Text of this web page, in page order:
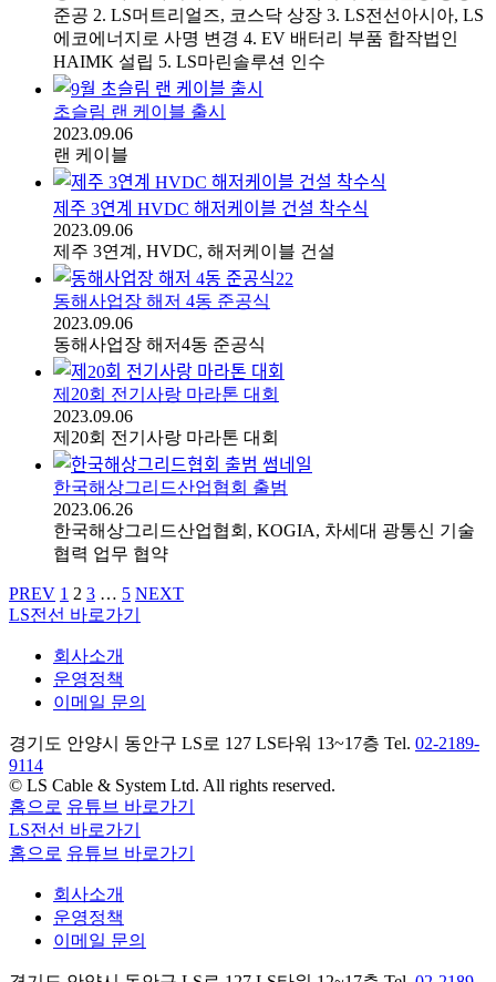
준공 2. LS머트리얼즈, 코스닥 상장 3. LS전선아시아, LS
에코에너지로 사명 변경 4. EV 배터리 부품 합작법인
HAIMK 설립 5. LS마린솔루션 인수
초슬림 랜 케이블 출시
2023.09.06
랜 케이블
제주 3연계 HVDC 해저케이블 건설 착수식
2023.09.06
제주 3연계, HVDC, 해저케이블 건설
동해사업장 해저 4동 준공식
2023.09.06
동해사업장 해저4동 준공식
제20회 전기사랑 마라톤 대회
2023.09.06
제20회 전기사랑 마라톤 대회
한국해상그리드산업협회 출범
2023.06.26
한국해상그리드산업협회, KOGIA, 차세대 광통신 기술
협력 업무 협약
PREV 1 2 3 … 5 NEXT
LS전선 바로가기
회사소개
운영정책
이메일 문의
경기도 안양시 동안구 LS로 127 LS타워 13~17층 Tel. 02-2189-
9114
© LS Cable & System Ltd. All rights reserved.
홈으로 유튜브 바로가기
LS전선 바로가기
홈으로 유튜브 바로가기
회사소개
운영정책
이메일 문의